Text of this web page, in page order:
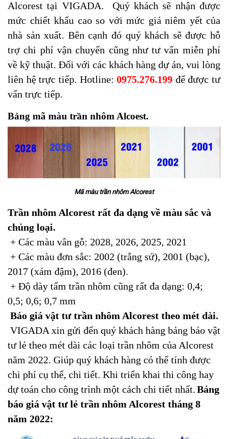
Alcorest tại VIGADA. Quý khách sẽ nhận được
mức chiết khấu cao so với mức giá niêm yết của
nhà sản xuất. Bên cạnh đó quý khách sẽ được hỗ
trợ chi phí vận chuyển cũng như tư vấn miễn phí
về kỹ thuật. Đối với các khách hàng dự án, vui lòng
liên hệ trực tiếp. Hotline:0975.276.199 để được tư
vấn trực tiếp.
Bảng mã màu trần nhôm Alcoest.
Mã màu trần nhôm Alcorest
Trần nhôm Alcorest rất đa dạng về màu sắc và
chủng loại.
+ Các màu vân gỗ: 2028, 2026, 2025, 2021
+ Các màu đơn sắc: 2002 (trắng sứ), 2001 (bạc),
2017 (xám đậm), 2016 (đen).
+ Độ dày tấm trần nhôm cũng rất đa dạng: 0,4;
0,5; 0,6; 0,7 mm
Báo giá vật tư trần nhôm Alcorest theo mét dài.
VIGADA xin gửi đến quý khách hàng bảng báo vật
tư lẻ theo mét dài các loại trần nhôm của Alcorest
năm 2022. Giúp quý khách hàng có thể tính được
chi phí cụ thể, chi tiết. Khi triển khai thi công hay
dự toán cho công trình một cách chi tiết nhất.Bảng
báo giá vật tư lẻ trần nhôm Alcorest tháng 8
năm 2022: